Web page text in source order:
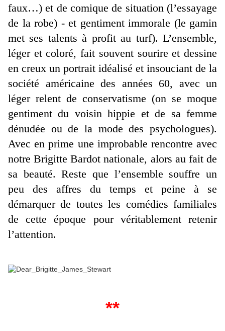
faux…) et de comique de situation (l’essayage
de la robe) - et gentiment immorale (le gamin
met ses talents à profit au turf). L’ensemble,
léger et coloré, fait souvent sourire et dessine
en creux un portrait idéalisé et insouciant de la
société américaine des années 60, avec un
léger relent de conservatisme (on se moque
gentiment du voisin hippie et de sa femme
dénudée ou de la mode des psychologues).
Avec en prime une improbable rencontre avec
notre Brigitte Bardot nationale, alors au fait de
sa beauté. Reste que l’ensemble souffre un
peu des affres du temps et peine à se
démarquer de toutes les comédies familiales
de cette époque pour véritablement retenir
l’attention.
**